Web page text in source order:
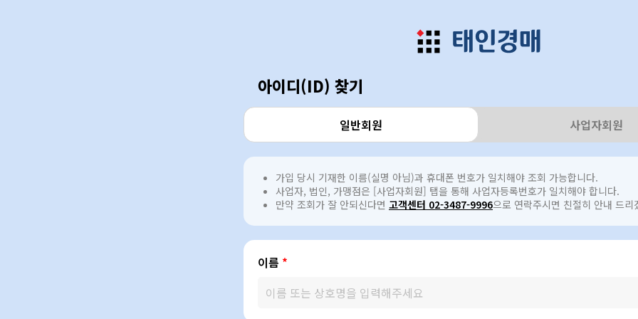
아이디(ID) 찾기
일반회원 사업자회원
가입 당시 기재한 이름(실명 아님)과 휴대폰 번호가 일치해야 조회 가능합니다.
사업자, 법인, 가맹점은 [사업자회원] 탭을 통해 사업자등록번호가 일치해야 합니다.
만약 조회가 잘 안되신다면 고객센터 02-3487-9996으로 연락주시면 친절히 안내 드리
이름 *